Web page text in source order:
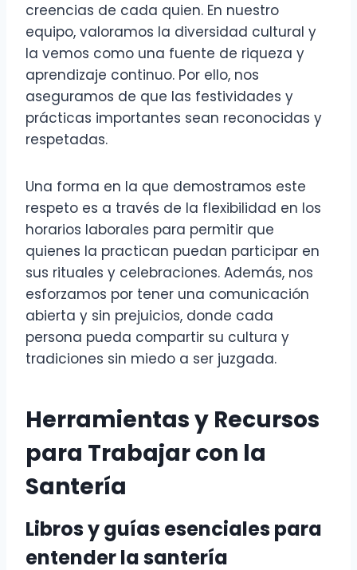
creencias de cada quien. En nuestro
equipo, valoramos la diversidad cultural y
la vemos como una fuente de riqueza y
aprendizaje continuo. Por ello, nos
aseguramos de que las festividades y
prácticas importantes sean reconocidas y
respetadas.
Una forma en la que demostramos este
respeto es a través de la flexibilidad en los
horarios laborales para permitir que
quienes la practican puedan participar en
sus rituales y celebraciones. Además, nos
esforzamos por tener una comunicación
abierta y sin prejuicios, donde cada
persona pueda compartir su cultura y
tradiciones sin miedo a ser juzgada.
Herramientas y Recursos
para Trabajar con la
Santería
Libros y guías esenciales para
entender la santería